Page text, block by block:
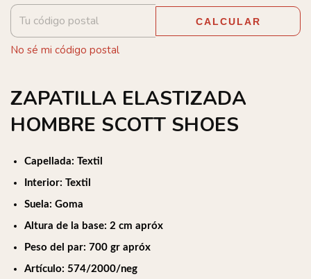
CALCULAR
No sé mi código postal
ZAPATILLA ELASTIZADA
HOMBRE SCOTT SHOES
Capellada: Textil
Interior: Textil
Suela: Goma
Altura de la base: 2 cm apróx
Peso del par: 700 gr apróx
Artículo: 574/2000/neg